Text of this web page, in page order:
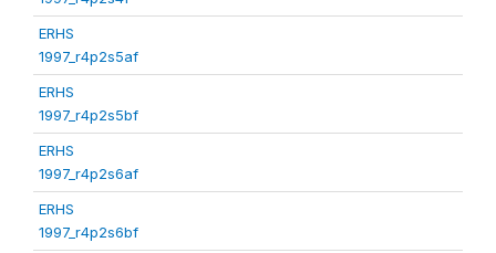
ERHS
1997_r4p2s5af
ERHS
1997_r4p2s5bf
ERHS
1997_r4p2s6af
ERHS
1997_r4p2s6bf